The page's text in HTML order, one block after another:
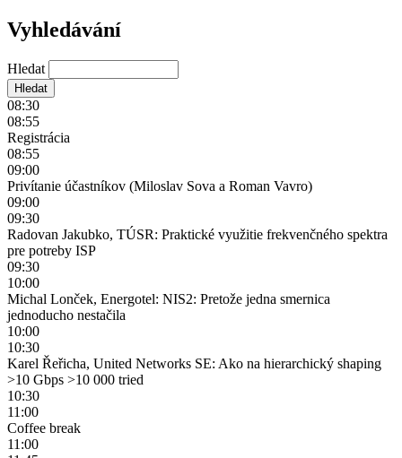
Vyhledávání
Hledat
08:30
08:55
Registrácia
08:55
09:00
Privítanie účastníkov (Miloslav Sova a Roman Vavro)
09:00
09:30
Radovan Jakubko, TÚSR: Praktické využitie frekvenčného spektra
pre potreby ISP
09:30
10:00
Michal Lonček, Energotel: NIS2: Pretože jedna smernica
jednoducho nestačila
10:00
10:30
Karel Řeřicha, United Networks SE: Ako na hierarchický shaping
>10 Gbps >10 000 tried
10:30
11:00
Coffee break
11:00